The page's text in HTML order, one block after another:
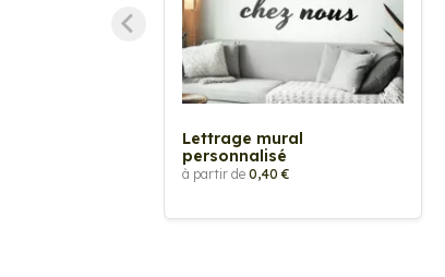
Lettrage mural
personnalisé
à partir de 0,40 €